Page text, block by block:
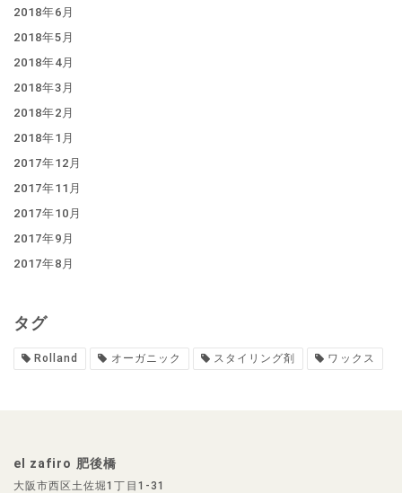
2018年6月
2018年5月
2018年4月
2018年3月
2018年2月
2018年1月
2017年12月
2017年11月
2017年10月
2017年9月
2017年8月
タグ
Rolland オーガニック スタイリング剤 ワックス
el zafiro 肥後橋
大阪市西区土佐堀1丁目1-31